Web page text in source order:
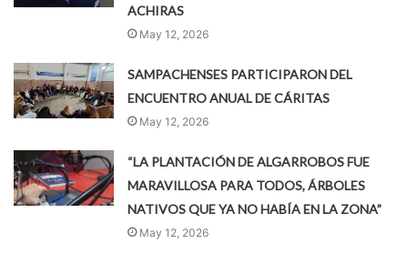
ACHIRAS
May 12, 2026
SAMPACHENSES PARTICIPARON DEL
ENCUENTRO ANUAL DE CÁRITAS
May 12, 2026
“LA PLANTACIÓN DE ALGARROBOS FUE
MARAVILLOSA PARA TODOS, ÁRBOLES
NATIVOS QUE YA NO HABÍA EN LA ZONA”
May 12, 2026